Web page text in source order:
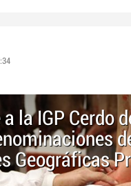
la IGP Cerdo
Geográficas